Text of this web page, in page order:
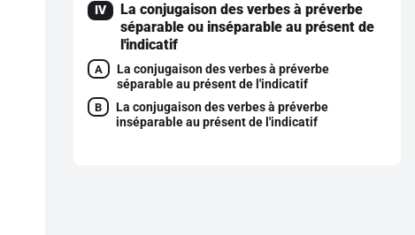
IV
La conjugaison des verbes à préverbe
séparable ou inséparable au présent de
l'indicatif
A
La conjugaison des verbes à préverbe
séparable au présent de l'indicatif
B
La conjugaison des verbes à préverbe
inséparable au présent de l'indicatif